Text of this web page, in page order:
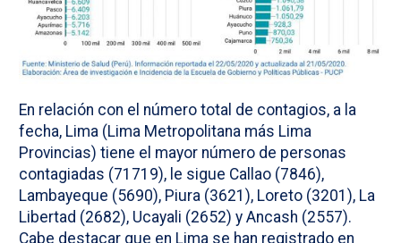
En relación con el número total de contagios, a la
fecha, Lima (Lima Metropolitana más Lima
Provincias) tiene el mayor número de personas
contagiadas (71719), le sigue Callao (7846),
Lambayeque (5690), Piura (3621), Loreto (3201), La
Libertad (2682), Ucayali (2652) y Ancash (2557).
Cabe destacar que en Lima se han registrado en